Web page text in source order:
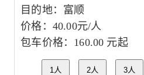
目的地：富顺
价格：40.00元/人
包车价格：160.00 元起
1人 2人 3人